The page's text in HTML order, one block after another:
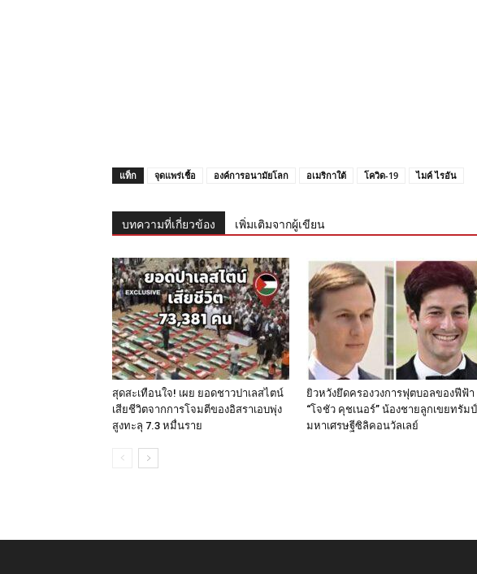
แท็ก จุดแพร่เชื้อ องค์การอนามัยโลก อเมริกาใต้ โควิด-19 ไมค์ ไรอัน
บทความที่เกี่ยวข้อง เพิ่มเติมจากผู้เขียน
สุดสะเทือนใจ! เผย ยอดชาวปาเลสไตน์
เสียชีวิตจากการโจมตีของอิสราเอบพุ่ง
สูงทะลุ 7.3 หมื่นราย
ยิวหวังยึดครองวงการฟุตบอลของฟีฟ้า
“โจชัว คุชเนอร์” น้องชายลูกเขยทรัมป์
มหาเศรษฐีซิลิคอนวัลเลย์